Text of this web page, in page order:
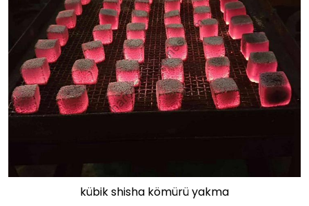
kübik shisha kömürü yakma